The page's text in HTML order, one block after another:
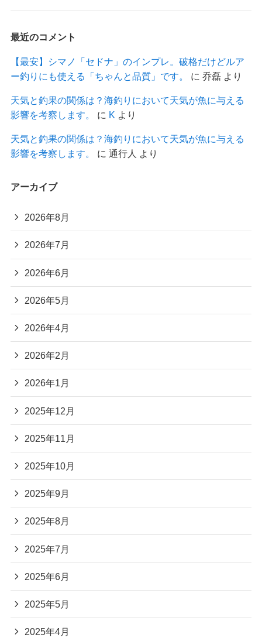
最近のコメント
【最安】シマノ「セドナ」のインプレ。破格だけどルア
ー釣りにも使える「ちゃんと品質」です。
に 乔磊より
天気と釣果の関係は？海釣りにおいて天気が魚に与える
影響を考察します。
に K より
天気と釣果の関係は？海釣りにおいて天気が魚に与える
影響を考察します。
に 通行人 より
アーカイブ
2026年8月
2026年7月
2026年6月
2026年5月
2026年4月
2026年2月
2026年1月
2025年12月
2025年11月
2025年10月
2025年9月
2025年8月
2025年7月
2025年6月
2025年5月
2025年4月